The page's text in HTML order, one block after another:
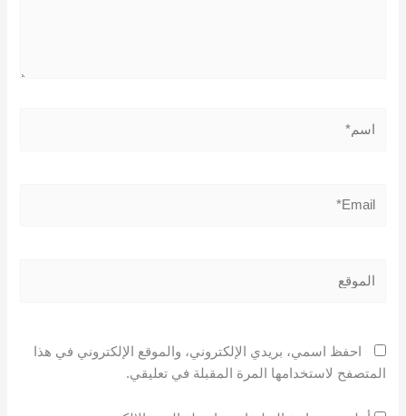
احفظ اسمي، بريدي الإلكتروني، والموقع الإلكتروني في هذا
المتصفح لاستخدامها المرة المقبلة في تعليقي.